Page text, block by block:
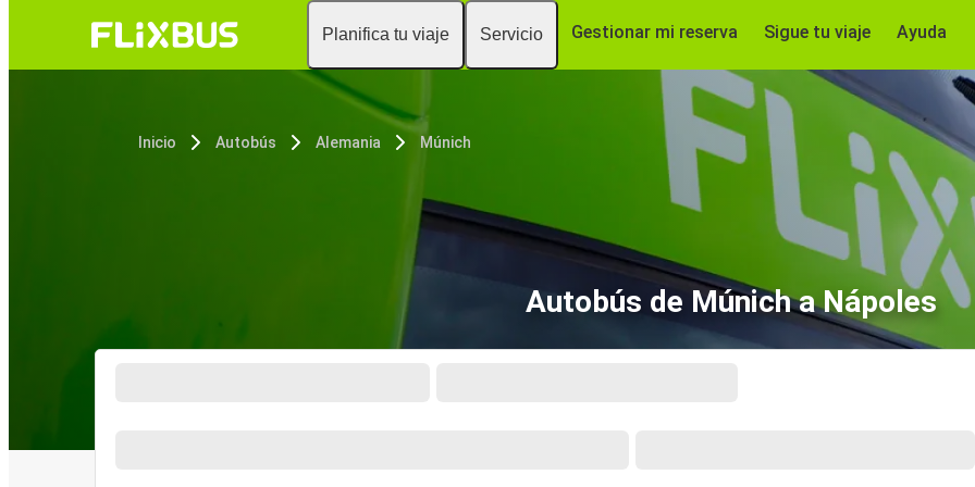
Planifica tu viaje Servicio Gestionar mi reserva Sigue tu viaje Ayuda
Inicio Autobús Alemania Múnich
Autobús de Múnich a Nápoles